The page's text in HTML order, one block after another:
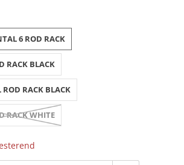
6 ROD RACK
RACK BLACK
ROD RACK BLACK
RACK WHITE